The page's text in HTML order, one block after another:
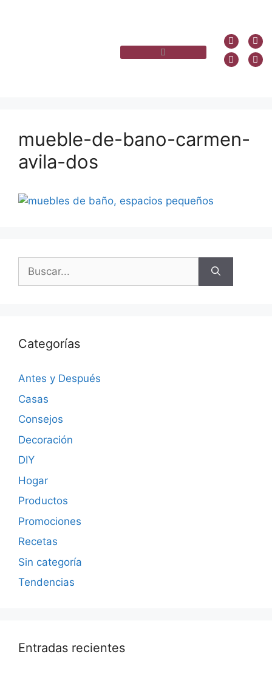
mueble-de-bano-carmen-
avila-dos
Categorías
Antes y Después
Casas
Consejos
Decoración
DIY
Hogar
Productos
Promociones
Recetas
Sin categoría
Tendencias
Entradas recientes